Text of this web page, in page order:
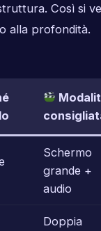
Così si
alla profondità.
Schermo
grande +
audio
Doppia